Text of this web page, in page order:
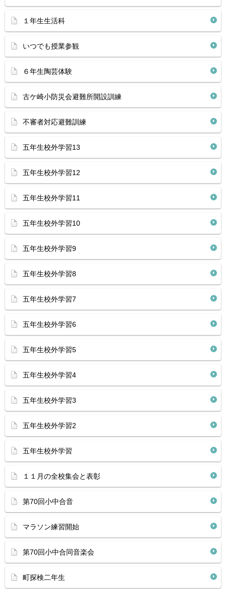
１年生生活科
いつでも授業参観
６年生陶芸体験
古ケ崎小防災会避難所開設訓練
不審者対応避難訓練
五年生校外学習13
五年生校外学習12
五年生校外学習11
五年生校外学習10
五年生校外学習9
五年生校外学習8
五年生校外学習7
五年生校外学習6
五年生校外学習5
五年生校外学習4
五年生校外学習3
五年生校外学習2
五年生校外学習
１１月の全校集会と表彰
第70回小中合音
マラソン練習開始
第70回小中合同音楽会
町探検二年生